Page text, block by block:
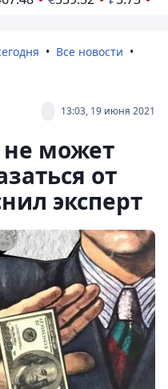
Все новости
13:03, 19 июня 2021
не может
от
эксперт